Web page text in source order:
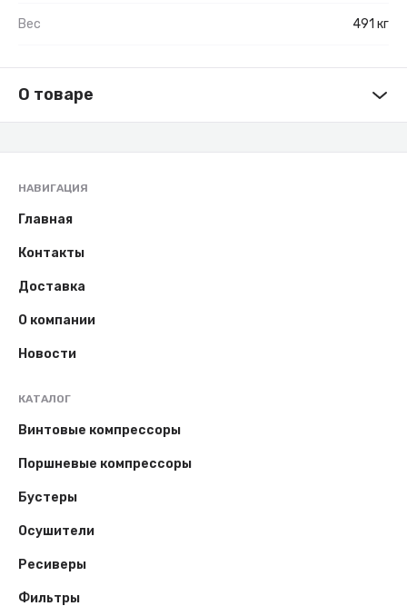
Вес 491 кг
О товаре
НАВИГАЦИЯ
Главная
Контакты
Доставка
О компании
Новости
КАТАЛОГ
Винтовые компрессоры
Поршневые компрессоры
Бустеры
Осушители
Ресиверы
Фильтры